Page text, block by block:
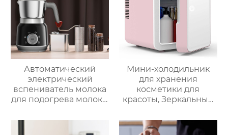
фритюрница Тостер
духовка воздушная
фритюрница
Автоматический
электрический
вспениватель молока
для подогрева молока,
корпус из матовой
нержавеющей стали,
Мини-холодильник
для хранения
косметики для
красоты, Зеркальный
Фруктовый напиток,
грудное молоко,